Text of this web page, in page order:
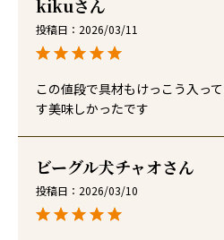
kiku
投稿日 2026/03/11
この値段で具材もけっこう入っ
す美味しかったです
ビーグル犬チャオ
投稿日 2026/03/10